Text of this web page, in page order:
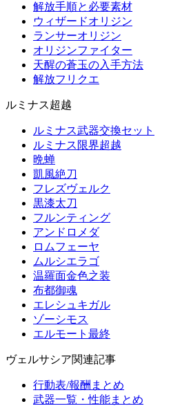
解放手順と必要素材
ウィザードオリジン
ランサーオリジン
オリジンファイター
天醒の蒼玉の入手方法
解放フリクエ
ルミナス超越
ルミナス武器交換セット
ルミナス限界超越
晩蝉
凱風絶刀
フレズヴェルク
黒漆太刀
フルンティング
アンドロメダ
ロムフェーヤ
ムルシエラゴ
温羅面金色之装
布都御魂
エレシュキガル
ゾーシモス
エルモート最終
ヴェルサシア関連記事
行動表/報酬まとめ
武器一覧・性能まとめ